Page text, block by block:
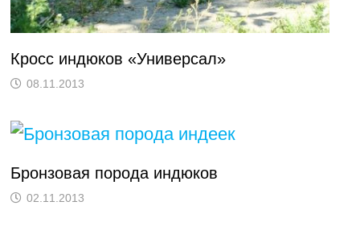
Кросс индюков «Универсал»
08.11.2013
Бронзовая порода индюков
02.11.2013